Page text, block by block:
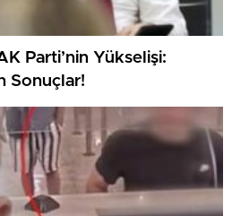
Parti’nin Yükselişi:
Sonuçlar!